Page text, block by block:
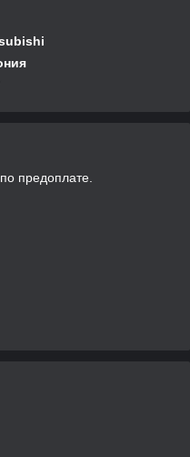
предоплате.